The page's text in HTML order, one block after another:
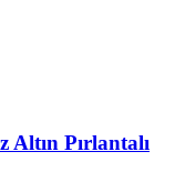
Altın Pırlantalı